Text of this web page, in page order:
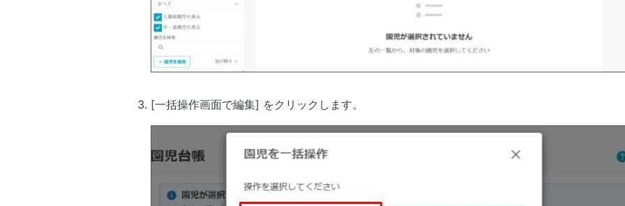
[一括操作画面で編集] をクリックします。